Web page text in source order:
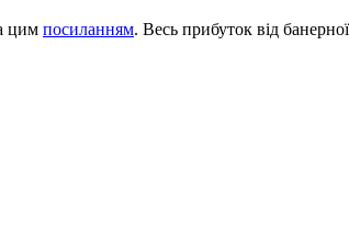
цим посиланням. Весь прибуток від